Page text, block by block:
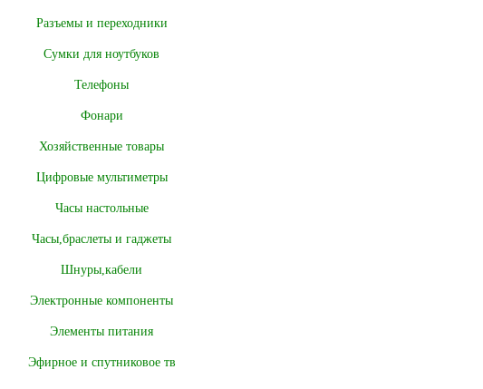
Разъемы и переходники
Сумки для ноутбуков
Телефоны
Фонари
Хозяйственные товары
Цифровые мультиметры
Часы настольные
Часы,браслеты и гаджеты
Шнуры,кабели
Электронные компоненты
Элементы питания
Эфирное и спутниковое тв